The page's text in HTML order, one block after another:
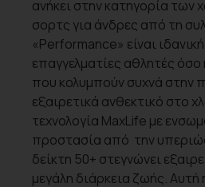
ανήκει στην κατηγορία των
σορτς για άνδρες από τη
«Performance» είναι
επαγγελματίες αθλητές όσο
που κολυμπούν συχνά στην
εξαιρετικά ανθεκτικό στο
τεχνολογία MaxLife με
προστασία από την
δείκτη 50+ στεγνώνει
μεγάλη διάρκεια ζωής. Αυτή